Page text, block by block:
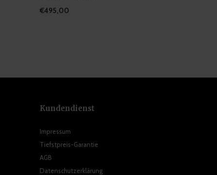
€495,00
Kundendienst
Impressum
Tiefstpreis-Garantie
AGB
Datenschutzerklärung